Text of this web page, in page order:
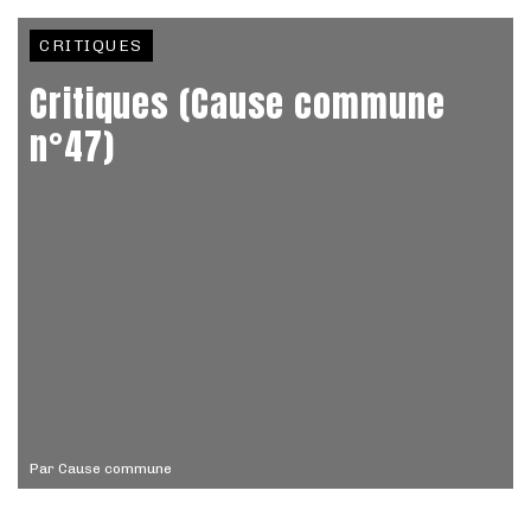
Par Cause commune
CRITIQUES
Critiques (Cause commune
n°47)